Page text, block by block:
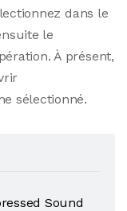
dans le
le
À présent,
sélectionné.
Sound